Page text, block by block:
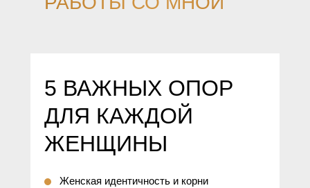
Женская идентичность и корни
5 ВАЖНЫХ ОПОР
ДЛЯ КАЖДОЙ
ЖЕНЩИНЫ